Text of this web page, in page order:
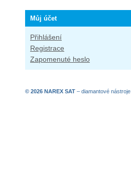
Můj účet
Přihlášení
Registrace
Zapomenuté heslo
© 2026 NAREX SAT – diamantové nástroje